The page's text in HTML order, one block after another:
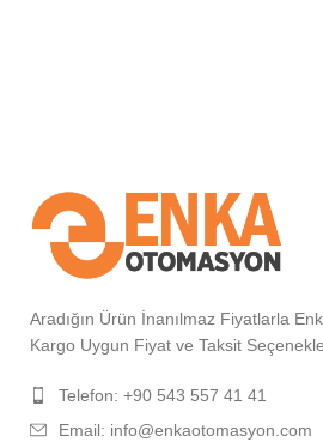
Aradığın Ürün İnanılmaz Fiyatlarla
Kargo Uygun Fiyat ve Taksit
Telefon: +90 543 557 41 41
Email: info@enkaotomasyon.com